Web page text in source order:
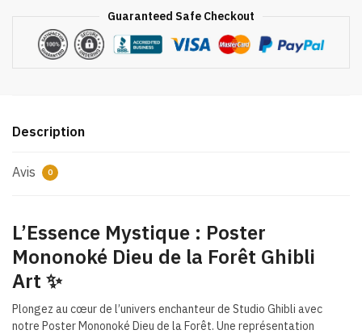
Forêt
Ghibli
Guaranteed Safe Checkout
Description
Avis 0
L’Essence Mystique : Poster
Mononoké Dieu de la Forêt Ghibli
Art ✨
Plongez au cœur de l’univers enchanteur de Studio Ghibli avec
notre Poster Mononoké Dieu de la Forêt. Une représentation